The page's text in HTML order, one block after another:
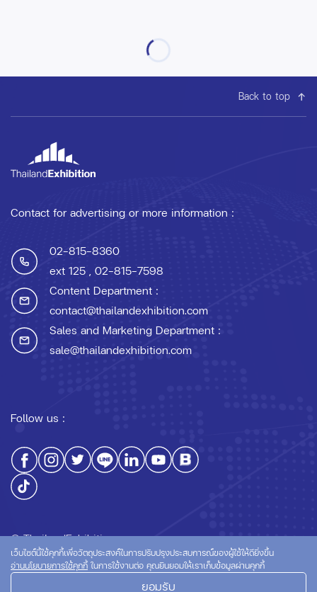
Back to top
Contact for advertising or more information :
02-815-8360
ext 125 , 02-815-7598
Content Department :
contact@thailandexhibition.com
Sales and Marketing Department :
sale@thailandexhibition.com
Follow us :
© ThailandExhibition.com
เว็บไซต์นี้ใช้คุกกี้เพื่อวัตถุประสงค์ในการปรับปรุงประสบการณ์ของผู้ใช้ให้ดียิ่งขึ้น
อ่านนโยบายการใช้คุกกี้ ในการใช้งานต่อ คุณยินยอมให้เราเก็บข้อมูลผ่านคุกกี้
ยอมรับ